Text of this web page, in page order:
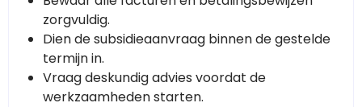
zorgvuldig.
Dien de subsidieaanvraag binnen de gestelde
termijn in.
Vraag deskundig advies voordat de
werkzaamheden starten.